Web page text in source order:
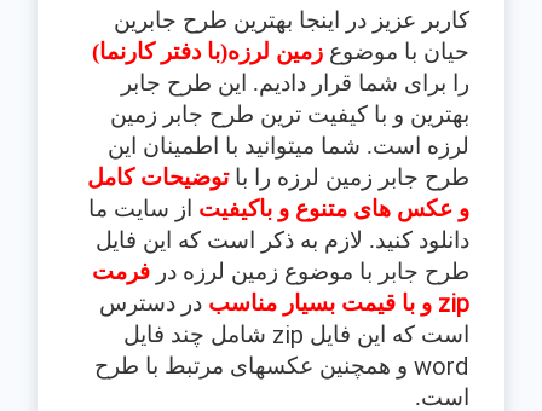
کاربر عزیز در اینجا بهترین طرح جابرین
حیان با موضوع زمین لرزه(با دفتر کارنما)
را برای شما قرار دادیم. این طرح جابر
بهترین و با کیفیت ترین طرح جابر زمین
لرزه است. شما میتوانید با اطمینان این
طرح جابر زمین لرزه را باتوضیحات کامل
و عکس های متنوع و باکیفیت از سایت ما
دانلود کنید. لازم به ذکر است که این فایل
طرح جابر با موضوع زمین لرزهدرفرمت
zip و با قیمت بسیار مناسب در دسترس
است که این فایل zip شامل چند فایل
word و همچنین عکسهای مرتبط با طرح
است.